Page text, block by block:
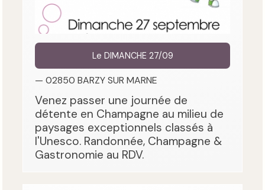
Le DIMANCHE 27/09
— 02850 BARZY SUR MARNE
Venez passer une journée de
détente en Champagne au milieu de
paysages exceptionnels classés à
l'Unesco. Randonnée, Champagne &
Gastronomie au RDV.